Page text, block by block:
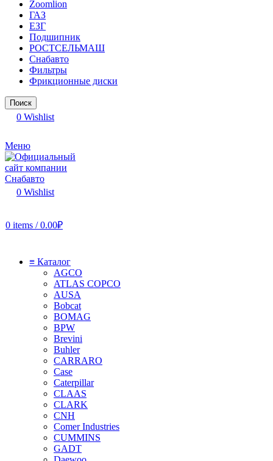
Zoomlion
ГАЗ
ЕЗГ
Подшипник
РОСТСЕЛЬМАШ
Снабавто
Фильтры
Фрикционные диски
Поиск
0 Wishlist
Меню
0 Wishlist
0 items / 0.00₽
≡ Каталог
AGCO
ATLAS COPCO
AUSA
Bobcat
BOMAG
BPW
Brevini
Buhler
CARRARO
Case
Caterpillar
CLAAS
CLARK
CNH
Comer Industries
CUMMINS
GADT